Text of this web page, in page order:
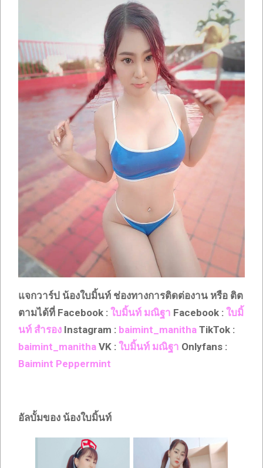
แจกวาร์ป น้องใบมิ้นท์ ช่องทางการติดต่องาน หรือ ติต
ตามได้ที่ Facebook : ใบมิ้นท์ มณิฐา Facebook : ใบมิ้
นท์ สำรอง Instagram : baimint_manitha TikTok :
baimint_manitha VK : ใบมิ้นท์ มณิฐา Onlyfans :
Baimint Peppermint
อัลบั้มของ น้องใบมิ้นท์